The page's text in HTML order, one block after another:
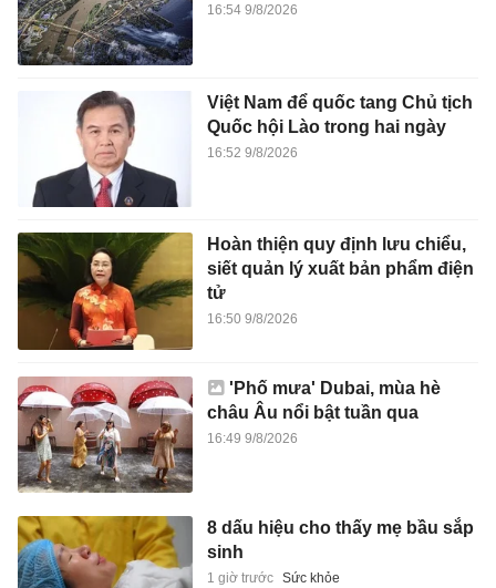
16:54 9/8/2026
Việt Nam để quốc tang Chủ tịch
Quốc hội Lào trong hai ngày
16:52 9/8/2026
Hoàn thiện quy định lưu chiểu,
siết quản lý xuất bản phẩm điện
tử
16:50 9/8/2026
'Phố mưa' Dubai, mùa hè
châu Âu nổi bật tuần qua
16:49 9/8/2026
8 dấu hiệu cho thấy mẹ bầu sắp
sinh
1 giờ trước Sức khỏe